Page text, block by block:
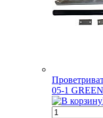
05-1